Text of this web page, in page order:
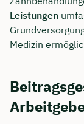
Leistungen
Medizin